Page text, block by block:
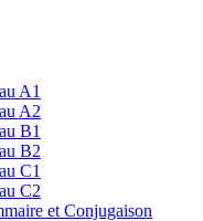
A1
A2
B1
B2
C1
C2
et Conjugaison